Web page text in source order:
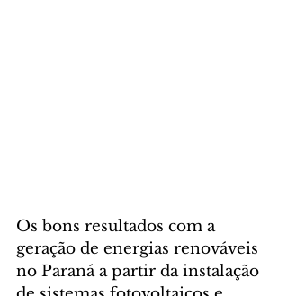
Os bons resultados com a
geração de energias renováveis
no Paraná a partir da instalação